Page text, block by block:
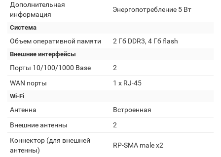
Дополнительная
информация
Энергопотребление 5 Вт
Система
Объем оперативной памяти 2 Гб DDR3, 4 Гб flash
Внешние интерфейсы
Порты 10/100/1000 Base
2
WAN порты
1 х RJ-45
Wi-Fi
Антенна
Встроенная
Внешние антенны
2
Коннектор (для внешней
антенны)
RP-SMA male х2